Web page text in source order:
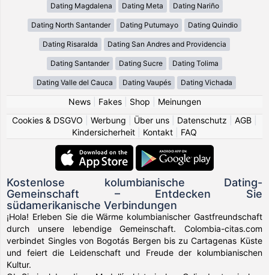
Dating Magdalena Dating Meta Dating Nariño
Dating North Santander Dating Putumayo Dating Quindio
Dating Risaralda Dating San Andres and Providencia
Dating Santander Dating Sucre Dating Tolima
Dating Valle del Cauca Dating Vaupés Dating Vichada
News| Fakes| Shop
Meinungen
Cookies & DSGVO
Werbung Über uns Datenschutz AGB
Kindersicherheit
Kontakt FAQ
Kostenlose kolumbianische Dating-
Gemeinschaft – Entdecken Sie
südamerikanische Verbindungen
¡Hola! Erleben Sie die Wärme kolumbianischer Gastfreundschaft
durch unsere lebendige Gemeinschaft. Colombia-citas.com
verbindet Singles von Bogotás Bergen bis zu Cartagenas Küste
und feiert die Leidenschaft und Freude der kolumbianischen
Kultur.